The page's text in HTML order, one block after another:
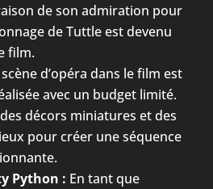
de son admiration pour
de Tuttle est devenu
film.
d’opéra dans le film est
avec un budget limité.
décors miniatures et des
pour créer une séquence
Python : En tant que